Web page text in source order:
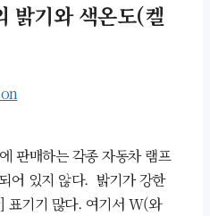
밝기와 색온도(켈
판매하는 각종 자동차 램프
어 있지 않다. 밝기가 강한
기기 많다. 여기서 W(와